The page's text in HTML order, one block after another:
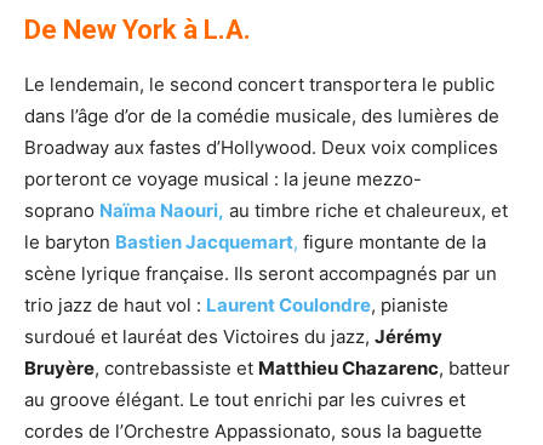
De New York à L.A.
Le lendemain, le second concert transportera le public
dans l’âge d’or de la comédie musicale, des lumières de
Broadway aux fastes d’Hollywood. Deux voix complices
porteront ce voyage musical : la jeune mezzo-
soprano Naïma Naouri, au timbre riche et chaleureux, et
le baryton Bastien Jacquemart, figure montante de la
scène lyrique française. Ils seront accompagnés par un
trio jazz de haut vol : Laurent Coulondre, pianiste
surdoué et lauréat des Victoires du jazz, Jérémy
Bruyère, contrebassiste et Matthieu Chazarenc, batteur
au groove élégant. Le tout enrichi par les cuivres et
cordes de l’Orchestre Appassionato, sous la baguette